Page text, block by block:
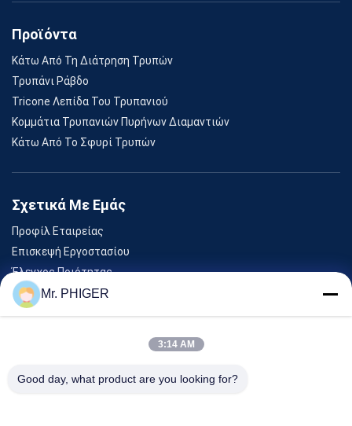
Προϊόντα
Κάτω Από Τη Διάτρηση Τρυπών
Τρυπάνι Ράβδο
Tricone Λεπίδα Του Τρυπανιού
Κομμάτια Τρυπανιών Πυρήνων Διαμαντιών
Κάτω Από Το Σφυρί Τρυπών
Σχετικά Με Εμάς
Προφίλ Εταιρείας
Επισκεψή Εργοστασίου
Έλεγχος Ποιότητας
Sitemap
Εκδηλώσεις
Mr. PHIGER
3:14 AM
Good day, what product are you looking for?